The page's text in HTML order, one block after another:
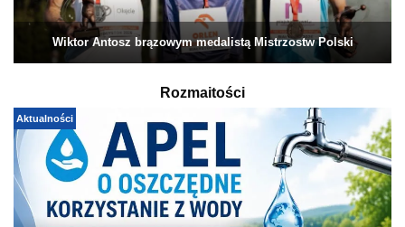
Wiktor Antosz brązowym medalistą Mistrzostw Polski
Rozmaitości
Aktualności